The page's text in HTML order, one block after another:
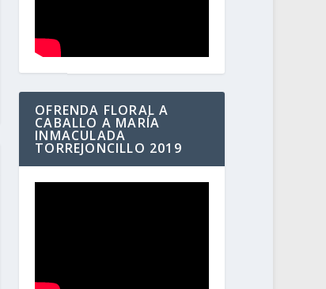
OFRENDA FLORAL A
CABALLO A MARÍA
INMACULADA
TORREJONCILLO 2019